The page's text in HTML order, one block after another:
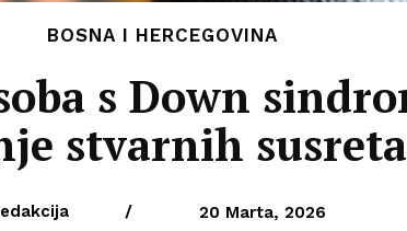
BOSNA I HERCEGOVINA
s Down
stvarnih
/ 20 Marta, 2026